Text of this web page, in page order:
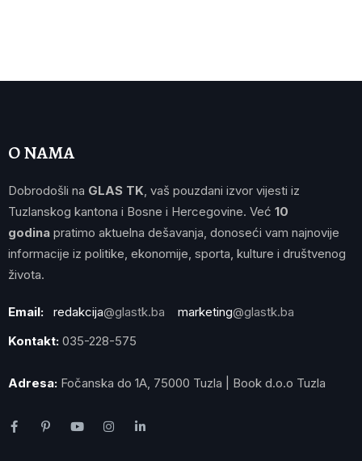
O NAMA
Dobrodošli na GLAS TK , vaš pouzdani izvor vijesti iz
Tuzlanskog kantona i Bosne i Hercegovine. Već 10
godina pratimo aktuelna dešavanja, donoseći vam najnovije
informacije iz politike, ekonomije, sporta, kulture i društvenog
života.
Email: redakcija@glastk.ba marketing@glastk.ba
Kontakt: 035-228-575
Adresa: Fočanska do 1A, 75000 Tuzla | Book d.o.o Tuzla